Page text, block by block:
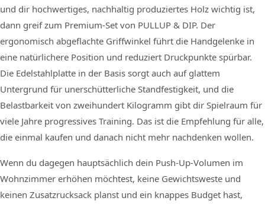
und dir hochwertiges, nachhaltig produziertes Holz wichtig ist,
dann greif zum Premium-Set von PULLUP & DIP. Der
ergonomisch abgeflachte Griffwinkel führt die Handgelenke in
eine natürlichere Position und reduziert Druckpunkte spürbar.
Die Edelstahlplatte in der Basis sorgt auch auf glattem
Untergrund für unerschütterliche Standfestigkeit, und die
Belastbarkeit von zweihundert Kilogramm gibt dir Spielraum für
viele Jahre progressives Training. Das ist die Empfehlung für alle,
die einmal kaufen und danach nicht mehr nachdenken wollen.
Wenn du dagegen hauptsächlich dein Push-Up-Volumen im
Wohnzimmer erhöhen möchtest, keine Gewichtsweste und
keinen Zusatzrucksack planst und ein knappes Budget hast,